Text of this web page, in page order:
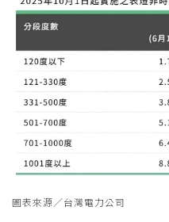
圖表來源／台灣電力公司